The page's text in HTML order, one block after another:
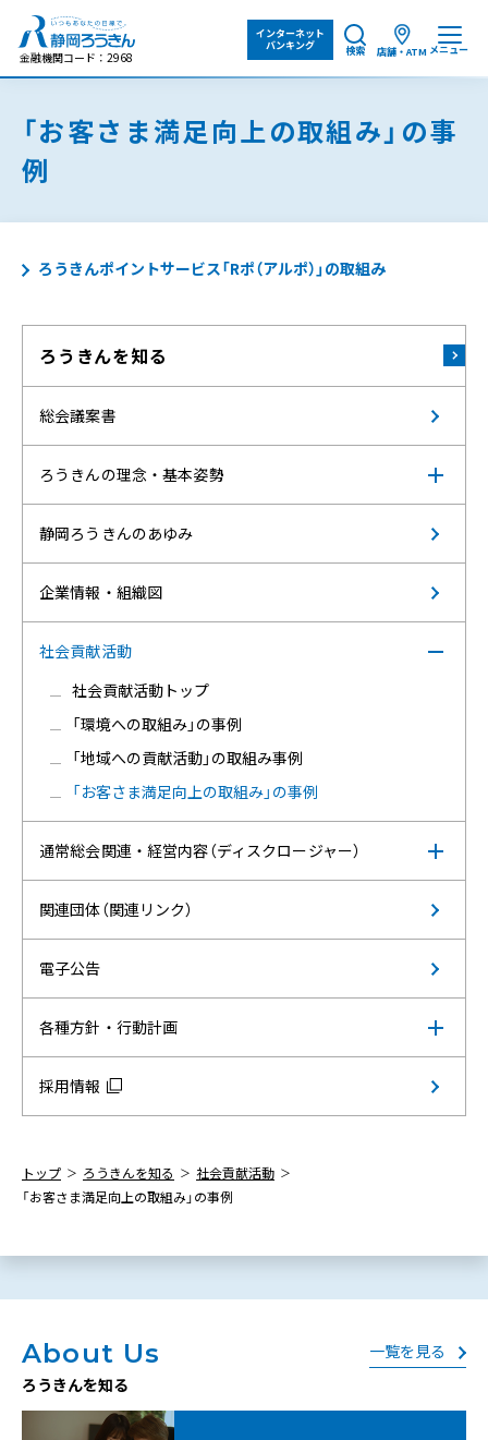
金融機関コード：2968
インターネット
バンキング
検索 店舗・ATM メニュー
「お客さま満足向上の取組み」の事
例
ろうきんポイントサービス「Rポ（アルポ）」の取組み
ろうきんを知る
総会議案書
ろうきんの理念・基本姿勢
静岡ろうきんのあゆみ
企業情報・組織図
社会貢献活動
社会貢献活動トップ
「環境への取組み」の事例
「地域への貢献活動」の取組み事例
「お客さま満足向上の取組み」の事例
通常総会関連・経営内容（ディスクロージャー）
関連団体（関連リンク）
電子公告
各種方針・行動計画
採用情報
トップ ろうきんを知る
社会貢献活動
「お客さま満足向上の取組み」の事例
About Us
ろうきんを知る
一覧を見る